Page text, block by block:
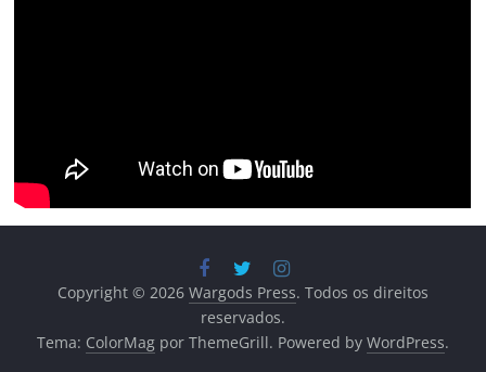
Copyright © 2026 Wargods Press. Todos os direitos
reservados.
Tema: ColorMagpor ThemeGrill. Powered by WordPress.